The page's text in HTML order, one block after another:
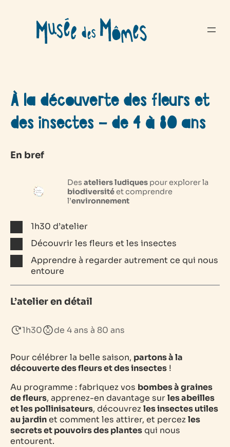
contenu
À la découverte des fleurs et
des insectes – de 4 à 80 ans
En bref
Desateliers ludiques pour explorer la
biodiversitéet comprendre
l’environnement
1h30 d’atelier
Découvrir les fleurs et les insectes
Apprendre à regarder autrement ce qui nous
entoure
L’atelier en détail
1h30 de 4 ans à 80 ans
Pour célébrer la belle saison, partons à la
découverte des fleurs et des insectes !
Au programme : fabriquez vos bombes à graines
de fleurs, apprenez-en davantage surles abeilles
et les pollinisateurs, découvrezles insectes utiles
au jardinet comment les attirer, et percezles
secrets et pouvoirs des plantesqui nous
entourent.